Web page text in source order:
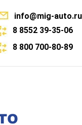
info@mig-auto.ru
8 8552 39-35-06
8 800 700-80-89